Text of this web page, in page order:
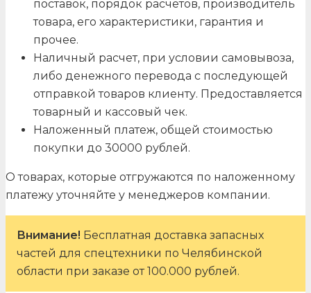
поставок, порядок расчетов, производитель
товара, его характеристики, гарантия и
прочее.
Наличный расчет, при условии самовывоза,
либо денежного перевода с последующей
отправкой товаров клиенту. Предоставляется
товарный и кассовый чек.
Наложенный платеж, общей стоимостью
покупки до 30000 рублей.
О товарах, которые отгружаются по наложенному
платежу уточняйте у менеджеров компании.
Внимание! Бесплатная доставка запасных
частей для спецтехники по Челябинской
области при заказе от 100.000 рублей.